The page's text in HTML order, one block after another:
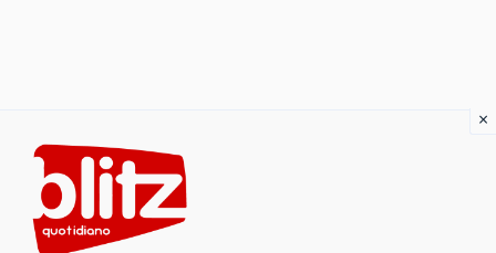
content
×